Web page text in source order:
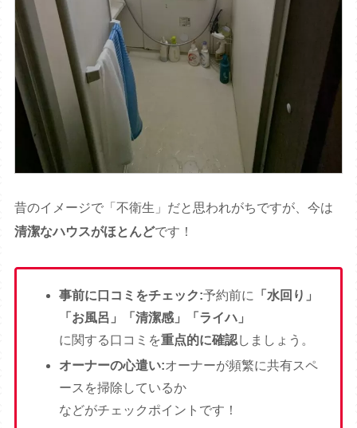
昔のイメージで「不衛生」だと思われがちですが、今は
清潔なハウスがほとんどです！
事前に口コミをチェック:予約前に
「水回り」
「お風呂」「清潔感」「ライハ」
に関する口コミを重点的に確認しましょう。
オーナーの心遣い:オーナーが頻繁に共有スペ
ースを掃除しているか
などがチェックポイントです！